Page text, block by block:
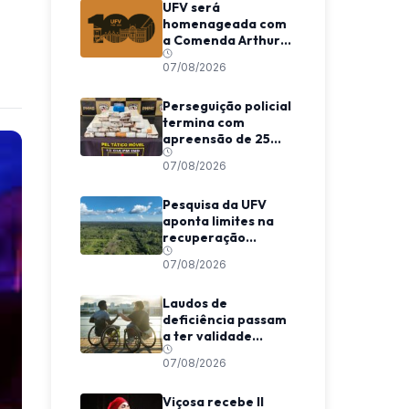
UFV será
homenageada com
a Comenda Arthur
Bernardes em
Viçosa
07/08/2026
Perseguição policial
termina com
apreensão de 25
barras de maconha
entre Viçosa e
07/08/2026
Pesquisa da UFV
aponta limites na
recuperação
climática de
florestas
Amazônia
07/08/2026
Laudos de
deficiência passam
a ter validade
indeterminada em
Minas Gerais
07/08/2026
Viçosa recebe II